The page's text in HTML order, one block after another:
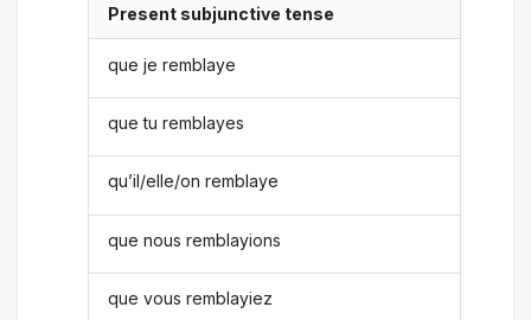
Present subjunctive tense
que je remblaye
que tu remblayes
qu’il/elle/on remblaye
que nous remblayions
que vous remblayiez